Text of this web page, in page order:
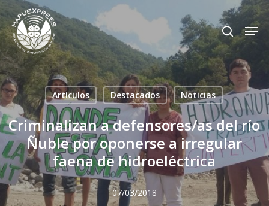
Skip
to
main
content
search
Artículos Destacados Noticias
Criminalizan a defensores/as del río
Ñuble por oponerse a irregular
faena de hidroeléctrica
07/03/2018
Close
Menu